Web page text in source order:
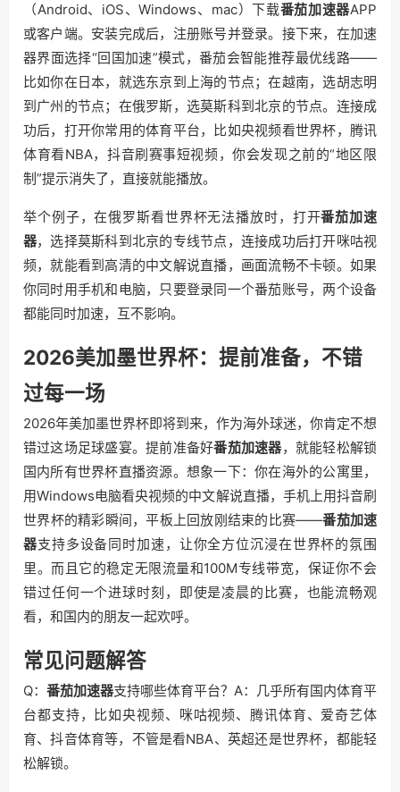
（Android、iOS、Windows、mac）下载番茄加速器APP
或客户端。安装完成后，注册账号并登录。接下来，在加速
器界面选择“回国加速”模式，番茄会智能推荐最优线路——
比如你在日本，就选东京到上海的节点；在越南，选胡志明
到广州的节点；在俄罗斯，选莫斯科到北京的节点。连接成
功后，打开你常用的体育平台，比如央视频看世界杯，腾讯
体育看NBA，抖音刷赛事短视频，你会发现之前的“地区限
制”提示消失了，直接就能播放。
举个例子，在俄罗斯看世界杯无法播放时，打开番茄加速
器，选择莫斯科到北京的专线节点，连接成功后打开咪咕视
频，就能看到高清的中文解说直播，画面流畅不卡顿。如果
你同时用手机和电脑，只要登录同一个番茄账号，两个设备
都能同时加速，互不影响。
2026美加墨世界杯：提前准备，不错
过每一场
2026年美加墨世界杯即将到来，作为海外球迷，你肯定不想
错过这场足球盛宴。提前准备好番茄加速器，就能轻松解锁
国内所有世界杯直播资源。想象一下：你在海外的公寓里，
用Windows电脑看央视频的中文解说直播，手机上用抖音刷
世界杯的精彩瞬间，平板上回放刚结束的比赛——番茄加速
器支持多设备同时加速，让你全方位沉浸在世界杯的氛围
里。而且它的稳定无限流量和100M专线带宽，保证你不会
错过任何一个进球时刻，即使是凌晨的比赛，也能流畅观
看，和国内的朋友一起欢呼。
常见问题解答
Q： 番茄加速器支持哪些体育平台？A：几乎所有国内体育平
台都支持，比如央视频、咪咕视频、腾讯体育、爱奇艺体
育、抖音体育等，不管是看NBA、英超还是世界杯，都能轻
松解锁。